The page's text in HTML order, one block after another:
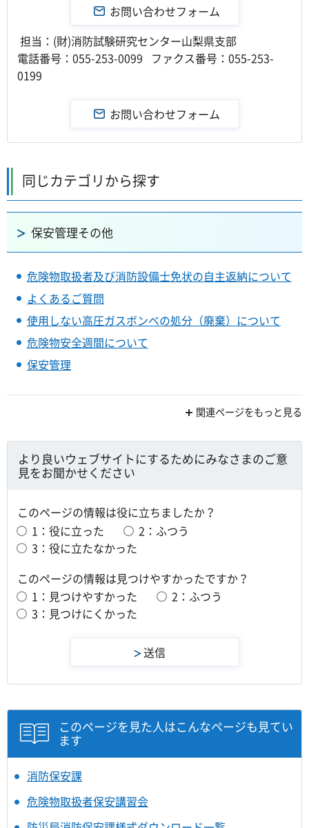
担当：(財)消防試験研究センター山梨県支部
電話番号：055-253-0099 ファクス番号：055-253-
0199
同じカテゴリから探す
保安管理その他
危険物取扱者及び消防設備士免状の自主返納について
よくあるご質問
使用しない高圧ガスボンベの処分（廃棄）について
危険物安全週間について
保安管理
関連ページをもっと見る
より良いウェブサイトにするためにみなさまのご意
見をお聞かせください
このページの情報は役に立ちましたか？
1：役に立った
2：ふつう
3：役に立たなかった
このページの情報は見つけやすかったですか？
1：見つけやすかった
2：ふつう
3：見つけにくかった
このページを見た人はこんなページも見てい
ます
消防保安課
危険物取扱者保安講習会